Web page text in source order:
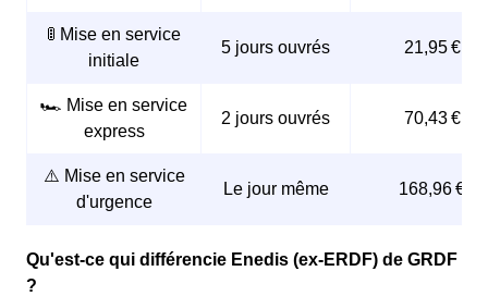
🚦 Mise en service
initiale
5 jours ouvrés 21,95 €
🏎️ Mise en service
express
2 jours ouvrés 70,43 €
⚠️ Mise en service
d'urgence
Le jour même 168,96 €
Qu'est-ce qui différencie Enedis (ex-ERDF) de GRDF
?